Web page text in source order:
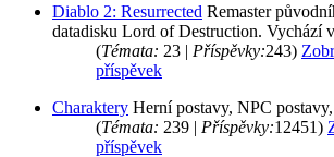
Diablo 2: Resurrected Remaster
datadisku Lord of Destruction. Vychází
(Témata: 23 | Příspěvky:243)
příspěvek
Charaktery Herní postavy, NPC
(Témata: 239 | Příspěvky:12451)
příspěvek